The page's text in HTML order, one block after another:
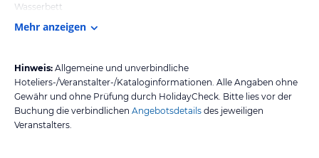
Wasserbett
Mehr anzeigen
Hinweis: Allgemeine und unverbindliche
Hoteliers-/Veranstalter-/Kataloginformationen. Alle Angaben ohne
Gewähr und ohne Prüfung durch HolidayCheck. Bitte lies vor der
Buchung die verbindlichen Angebotsdetails des jeweiligen
Veranstalters.